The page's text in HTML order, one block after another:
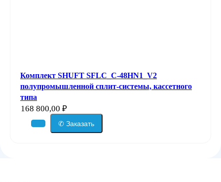
Комплект SHUFT SFLC_C-48HN1_V2
полупромышленной сплит-системы, кассетного
типа
168 800,00 ₽
✆ Заказать